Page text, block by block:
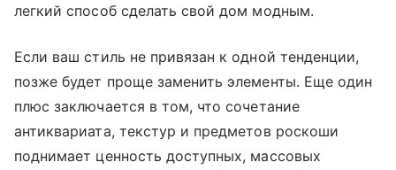
легкий способ сделать свой дом модным.
Если ваш стиль не привязан к одной тенденции,
позже будет проще заменить элементы. Еще один
плюс заключается в том, что сочетание
антиквариата, текстур и предметов роскоши
поднимает ценность доступных, массовых